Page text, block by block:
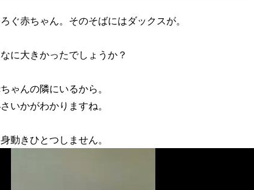
ぐ赤ちゃん。そのそばにはダックスが。
に大きかったでしょうか？
ゃんの隣にいるから。
いかがわかりますね。
動きひとつしません。